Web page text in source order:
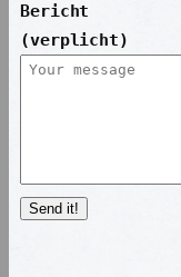
Bericht
(verplicht)